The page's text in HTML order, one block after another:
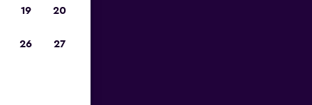
19 20
26 27